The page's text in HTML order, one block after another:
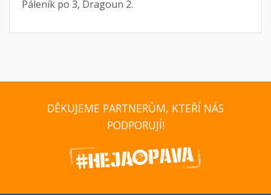
Páleník po 3, Dragoun 2.
DĚKUJEME PARTNERŮM, KTEŘÍ NÁS
PODPORUJÍ!